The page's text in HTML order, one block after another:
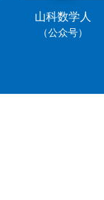
山科数学人
（公众号）